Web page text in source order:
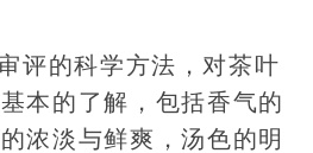
评的科学方法，对茶叶
本的了解，包括香气的
浓淡与鲜爽，汤色的明